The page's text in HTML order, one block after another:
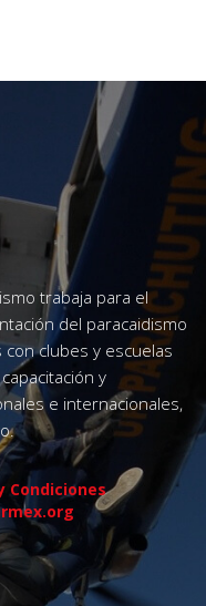
trabaja para el
del paracaidismo
clubes y escuelas
y
e internacionales,
Condiciones